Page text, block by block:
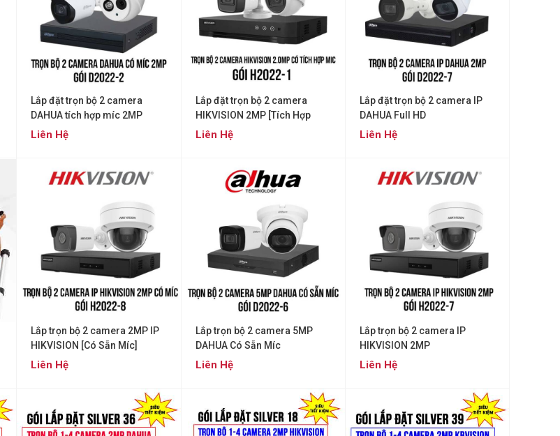
Lắp đặt trọn bộ 2 camera
DAHUA tích hợp míc 2MP
Liên Hệ
Lắp đặt trọn bộ 2 camera
HIKVISION 2MP [Tích Hợp
Míc]
Liên Hệ
Lắp đặt trọn bộ 2 camera IP
DAHUA Full HD
Liên Hệ
Lắp trọn bộ 2 camera 2MP IP
HIKVISION [Có Sẵn Míc]
Liên Hệ
Lắp trọn bộ 2 camera 5MP
DAHUA Có Sẵn Míc
Liên Hệ
Lắp trọn bộ 2 camera IP
HIKVISION 2MP
Liên Hệ